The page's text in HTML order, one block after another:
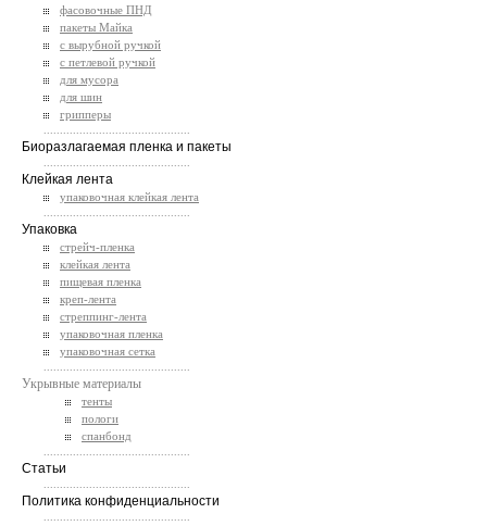
фасовочные ПНД
пакеты Майка
с вырубной ручкой
с петлевой ручкой
для мусора
для шин
грипперы
Биоразлагаемая пленка и пакеты
Клейкая лента
упаковочная клейкая лента
Упаковка
стрейч-пленка
клейкая лента
пищевая пленка
креп-лента
стреппинг-лента
упаковочная пленка
упаковочная сетка
Укрывные материалы
тенты
пологи
спанбонд
Статьи
Политика конфиденциальности